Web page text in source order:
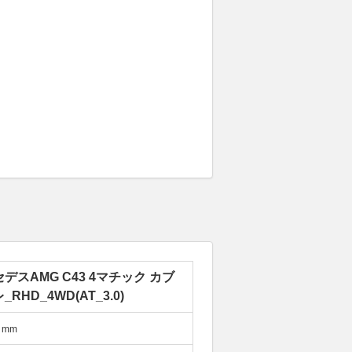
デスAMG C43 4マチック カブ
_RHD_4WD(AT_3.0)
mm